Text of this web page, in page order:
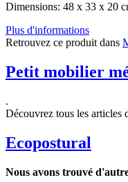
Dimensions: 48 x 33 x 20
Plus d'informations
Retrouvez ce produit dans
Petit mobilier
.
Découvrez tous les articles
Ecopostural
Nous avons trouvé